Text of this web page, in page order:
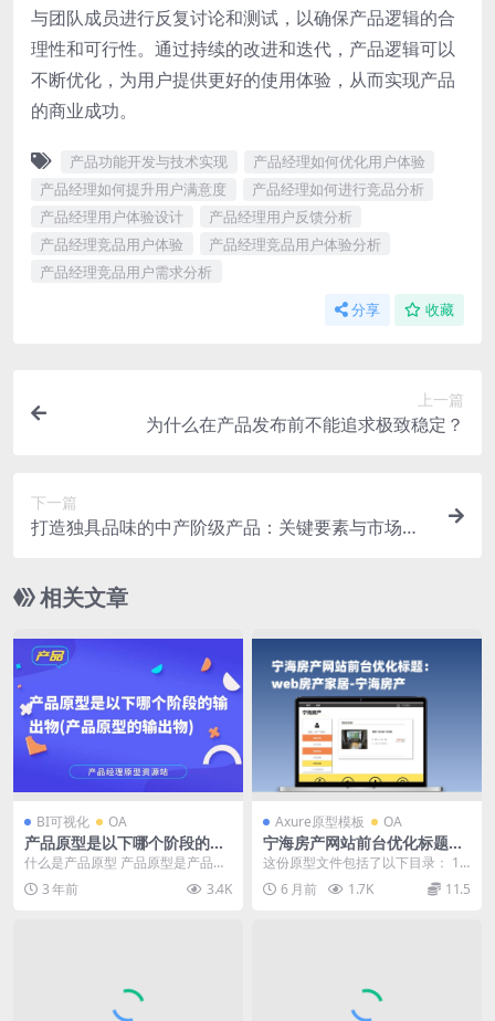
与团队成员进行反复讨论和测试，以确保产品逻辑的合
理性和可行性。通过持续的改进和迭代，产品逻辑可以
不断优化，为用户提供更好的使用体验，从而实现产品
的商业成功。
产品功能开发与技术实现
产品经理如何优化用户体验
产品经理如何提升用户满意度
产品经理如何进行竞品分析
产品经理用户体验设计
产品经理用户反馈分析
产品经理竞品用户体验
产品经理竞品用户体验分析
产品经理竞品用户需求分析
分享 收藏
上一篇
为什么在产品发布前不能追求极致稳定？
下一篇
打造独具品味的中产阶级产品：关键要素与市场策
相关文章
BI可视化 OA
产品原型是以下哪个阶段的输
出物(产品原型的输出物)
什么是产品原型 产品原型是产品开
发过程中的一个关键阶段，它是一
个初步的产品模型或...
3 年前 3.4K
Axure原型模板 OA
宁海房产网站前台优化标题：
web房产家居-宁海房产
这份原型文件包括了以下目录： 1.
首页 未登录 2. 首页 登录 3. 登录
注...6 月前 1.7K 11.5